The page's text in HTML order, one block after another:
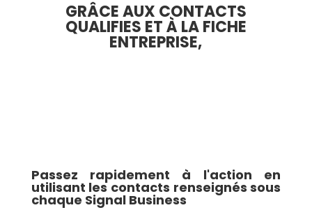
GRÂCE AUX CONTACTS
QUALIFIES ET À LA FICHE
ENTREPRISE,
Passez rapidement à l'action en
utilisant les contacts renseignés sous
chaque Signal Business